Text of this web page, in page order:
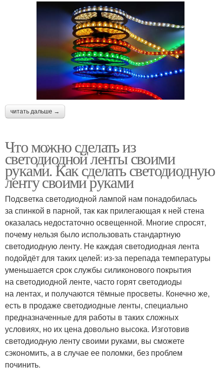
читать дальше →
Что можно сделать из
светодиодной ленты своими
руками. Как сделать светодиодную
ленту своими руками
Подсветка светодиодной лампой нам понадобилась
за спинкой в парной, так как прилегающая к ней стена
оказалась недостаточно освещенной. Многие спросят,
почему нельзя было использовать стандартную
светодиодную ленту. Не каждая светодиодная лента
подойдёт для таких целей: из-за перепада температуры
уменьшается срок службы силиконового покрытия
на светодиодной ленте, часто горят светодиоды
на лентах, и получаются тёмные просветы. Конечно же,
есть в продаже светодиодные ленты, специально
предназначенные для работы в таких сложных
условиях, но их цена довольно высока. Изготовив
светодиодную ленту своими руками, вы сможете
сэкономить, а в случае ее поломки, без проблем
починить.